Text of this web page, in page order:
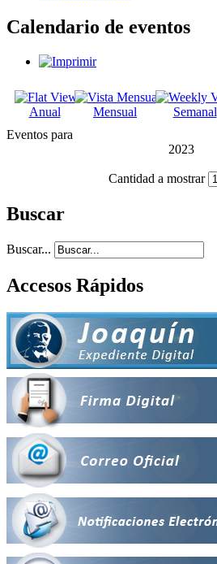
Calendario de eventos
Anual Mensual Semanal
Eventos para
2023
Cantidad a mostrar
Buscar
Buscar...
Accesos Rápidos